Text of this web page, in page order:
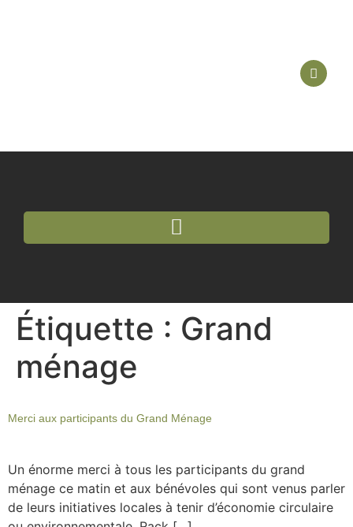
Étiquette : Grand
ménage
Merci aux participants du Grand Ménage
Un énorme merci à tous les participants du grand
ménage ce matin et aux bénévoles qui sont venus parler
de leurs initiatives locales à tenir d’économie circulaire